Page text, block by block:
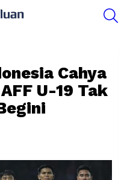
Cahya
U-19 Tak